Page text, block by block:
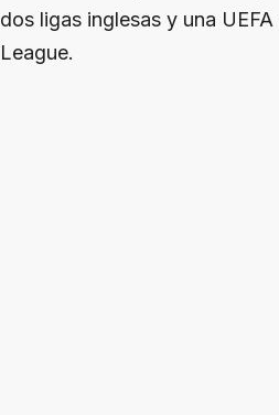
dos ligas inglesas y una
League.